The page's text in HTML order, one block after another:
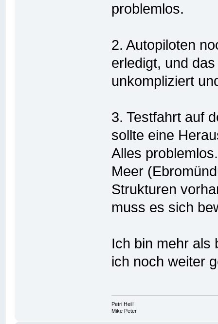
problemlos.
2. Autopiloten
erledigt, und
unkompliziert
3. Testfahrt auf
sollte eine
Alles
Meer
Strukturen
muss es sich
Ich bin mehr als
ich noch weiter
Petri Heil!
Mike Peter